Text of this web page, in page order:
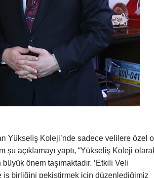
Yükseliş Koleji’nde sadece velilere özel
açıklamayı yaptı, “Yükseliş Koleji
önem taşımaktadır. ‘Etkili Veli
iş birliğini pekiştirmek için düzenlediğimiz